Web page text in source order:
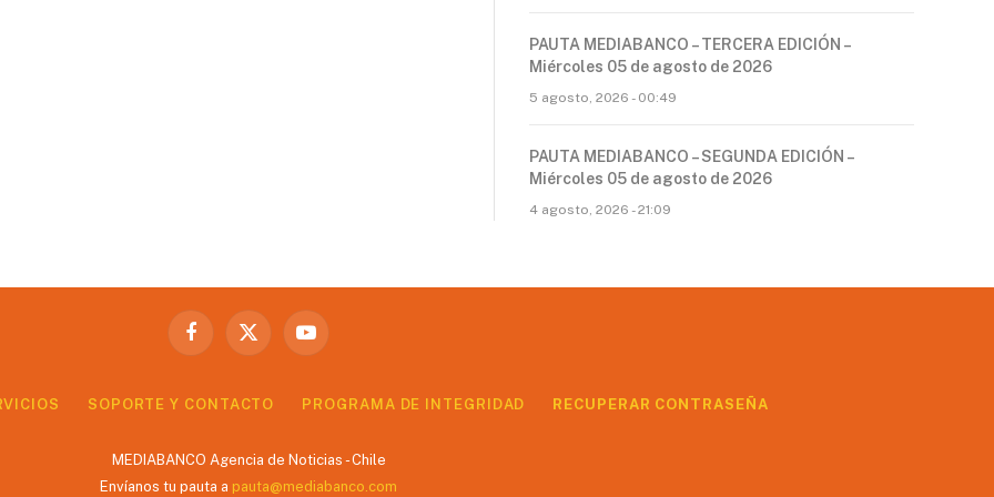
PAUTA MEDIABANCO – TERCERA EDICIÓN –
Miércoles 05 de agosto de 2026
5 agosto, 2026 - 00:49
PAUTA MEDIABANCO – SEGUNDA EDICIÓN –
Miércoles 05 de agosto de 2026
4 agosto, 2026 - 21:09
Facebook
X
YouTube
SOPORTE Y CONTACTO PROGRAMA DE INTEGRIDAD RECUPERAR CONTRASEÑA
MEDIABANCO Agencia de Noticias - Chile
Envíanos tu pauta a pauta@mediabanco.com